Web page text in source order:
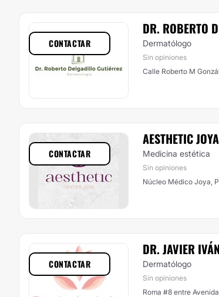
DR. ROBERTO
Dermatólogo
Sin opiniones
Calle Roberto M
CONTACTAR
AESTHETIC JOYA
Medicina estética
Sin opiniones
CONTACTAR
DR. JAVIER
Dermatólogo
Sin opiniones
Roma #8 entre
CONTACTAR